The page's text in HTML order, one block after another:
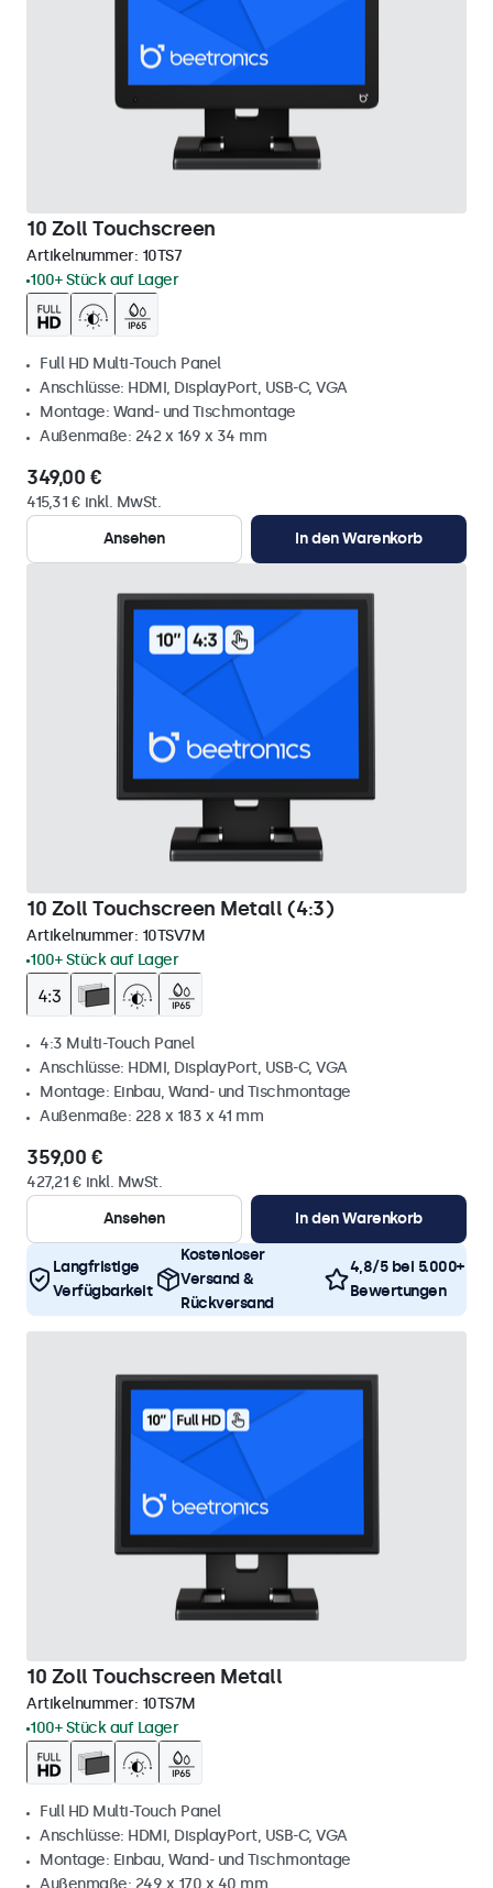
10 Zoll Touchscreen
Artikelnummer: 10TS7
100+ Stück auf Lager
Full HD Multi-Touch Panel
Anschlüsse: HDMI, DisplayPort, USB-C, VGA
Montage: Wand- und Tischmontage
Außenmaße: 242 x 169 x 34 mm
349,00 €
415,31 € inkl. MwSt.
Ansehen
In den Warenkorb
10 Zoll Touchscreen Metall (4:3)
Artikelnummer: 10TSV7M
100+ Stück auf Lager
4:3 Multi-Touch Panel
Anschlüsse: HDMI, DisplayPort, USB-C, VGA
Montage: Einbau, Wand- und Tischmontage
Außenmaße: 228 x 183 x 41 mm
359,00 €
427,21 € inkl. MwSt.
Ansehen
In den Warenkorb
Langfristige
Verfügbarkeit
Kostenloser
Versand &
Rückversand
4,8/5 bei 5.000+
Bewertungen
10 Zoll Touchscreen Metall
Artikelnummer: 10TS7M
100+ Stück auf Lager
Full HD Multi-Touch Panel
Anschlüsse: HDMI, DisplayPort, USB-C, VGA
Montage: Einbau, Wand- und Tischmontage
Außenmaße: 249 x 170 x 40 mm